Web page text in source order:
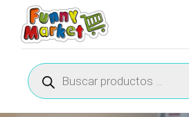
Búsqueda
de
productos